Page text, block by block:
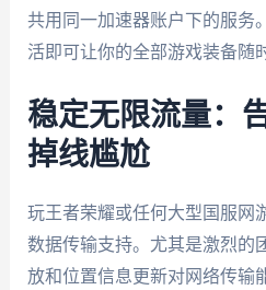
共用同一加速器账户下的服务
活即可让你的全部游戏装备随
稳定无限流量：
掉线尴尬
玩王者荣耀或任何大型国服网
数据传输支持。尤其是激烈的
放和位置信息更新对网络传输